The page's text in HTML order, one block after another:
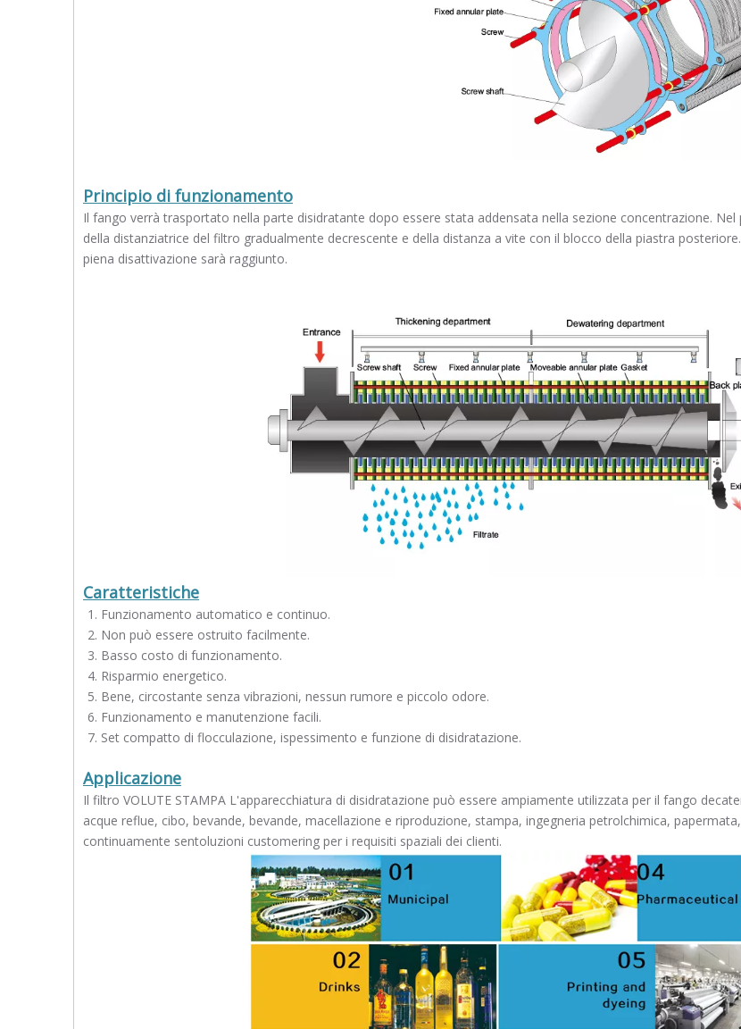
Principio di funzionamento
Il fango verrà trasportato nella parte disidratante dopo essere stata addensata nella sezione concentrazione.
della distanziatrice del filtro gradualmente decrescente e della distanza a vite con il blocco della piastra
piena disattivazione sarà raggiunto.
Caratteristiche
Funzionamento automatico e continuo.
Non può essere ostruito facilmente.
Basso costo di funzionamento.
Risparmio energetico.
Bene, circostante senza vibrazioni, nessun rumore e piccolo odore.
Funzionamento e manutenzione facili.
Set compatto di flocculazione, ispessimento e funzione di disidratazione.
Applicazione
Il filtro VOLUTE STAMPA L'apparecchiatura di disidratazione può essere ampiamente utilizzata per il fango
acque reflue, cibo, bevande, bevande, macellazione e riproduzione, stampa, ingegneria petrolchimica,
continuamente sentoluzioni customering per i requisiti spaziali dei clienti.